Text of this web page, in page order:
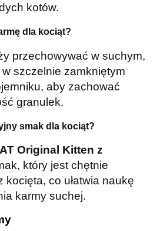
kotów.
dla kociąt?
przechowywać w suchym,
w szczelnie zamkniętym
aby zachować
granulek.
smak dla kociąt?
Original Kitten z
który jest chętnie
kocięta, co ułatwia naukę
karmy suchej.